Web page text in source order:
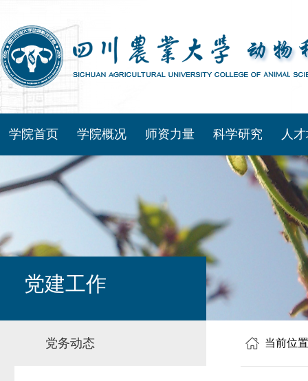
学院首页 学院概况 师资力量 科学研究 人
党建工作
党务动态 当前位